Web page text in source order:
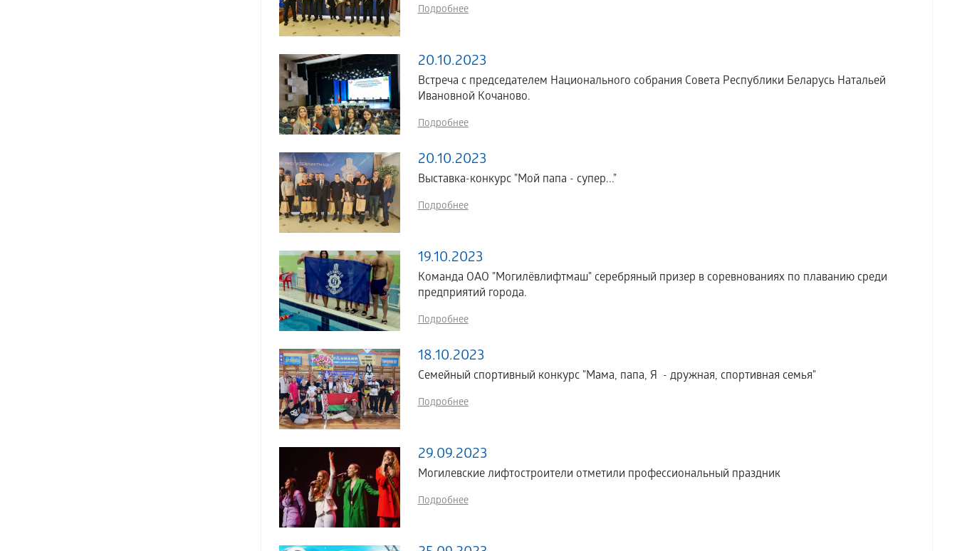
Подробнее
20.10.2023
Встреча с председателем Национального собрания Совета Республики Беларусь Натальей
Ивановной Кочаново.
Подробнее
20.10.2023
Выставка-конкурс "Мой папа - супер..."
Подробнее
19.10.2023
Команда ОАО "Могилёвлифтмаш" серебряный призер в соревнованиях по плаванию среди
предприятий города.
Подробнее
18.10.2023
Семейный спортивный конкурс "Мама, папа, Я - дружная, спортивная семья"
Подробнее
29.09.2023
Могилевские лифтостроители отметили профессиональный праздник
Подробнее